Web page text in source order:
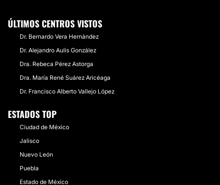
ÚLTIMOS CENTROS VISTOS
​Dr. Bernardo Vera Hernández
​Dr. Alejandro Aulis González
​Dra. Rebeca Pérez Astorga
​Dra. María René Suárez Aricéaga
​Dr. Francisco Alberto Vallejo López
ESTADOS TOP
Ciudad de México
Jalisco
Nuevo León
Puebla
Estado de México